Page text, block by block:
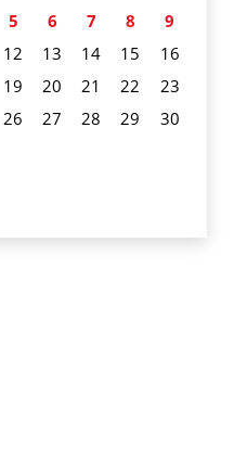
5 6 7 8
9
12 13 14 15
16
19 20 21 22
23
26 27 28 29
30